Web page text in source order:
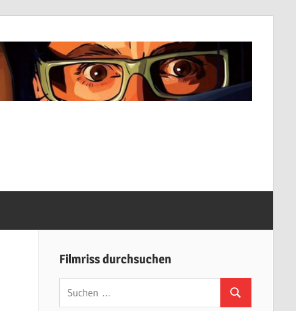
Filmriss durchsuchen
Suchen
nach:
Suchen